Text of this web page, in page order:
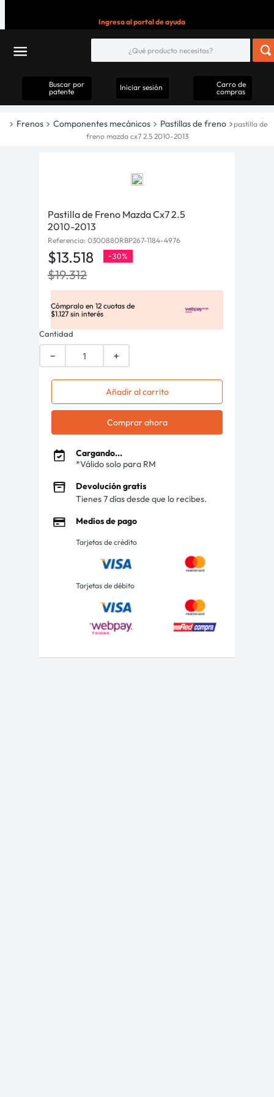
Ingresa al portal de ayuda
Buscar por
patente
Iniciar sesión
Carro de
compras
Frenos Componentes mecánicos Pastillas de freno
pastilla de
freno mazda cx7 2.5 2010-2013
Pastilla de Freno Mazda Cx7 2.5
2010-2013
Referencia: 0300880RBP267-1184-4976
$13.518 -30%
$19.312
Cómpralo en 12 cuotas de
$1.127 sin interés
Cantidad
＋
－
Añadir al carrito
Comprar ahora
Cargando...
*Válido solo para RM
Devolución gratis
Tienes 7 días desde que lo recibes.
Medios de pago
Tarjetas de crédito
Tarjetas de débito